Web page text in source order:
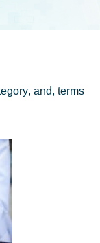
, and, terms